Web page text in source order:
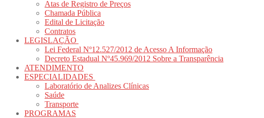
Atas de Registro de Preços
Chamada Pública
Edital de Licitação
Contratos
LEGISLAÇÃO
Lei Federal Nº12.527/2012 de Acesso A Informação
Decreto Estadual Nº45.969/2012 Sobre a Transparência
ATENDIMENTO
ESPECIALIDADES
Laboratório de Analizes Clínicas
Saúde
Transporte
PROGRAMAS